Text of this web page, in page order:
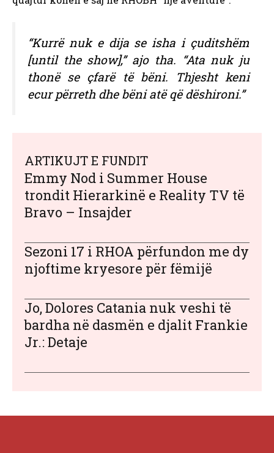
“Kurrë nuk e dija se isha i çuditshëm
[until the show],” ajo tha. “Ata nuk ju
thonë se çfarë të bëni. Thjesht keni
ecur përreth dhe bëni atë që dëshironi.”
ARTIKUJT E FUNDIT
Emmy Nod i Summer House
trondit Hierarkinë e Reality TV të
Bravo – Insajder
Sezoni 17 i RHOA përfundon me dy
njoftime kryesore për fëmijë
Jo, Dolores Catania nuk veshi të
bardha në dasmën e djalit Frankie
Jr.: Detaje